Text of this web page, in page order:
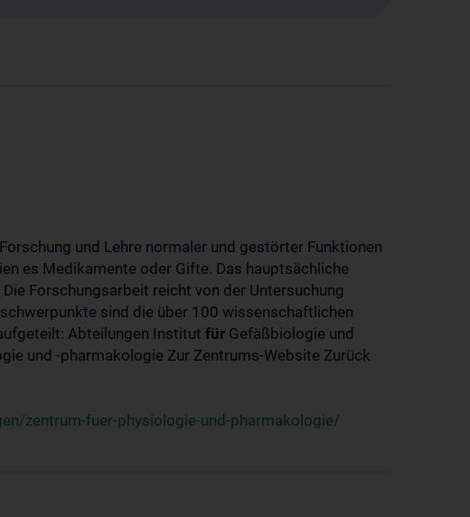
und Lehre normaler und gestörter Funktionen
es Medikamente oder Gifte. Das hauptsächliche
Forschungsarbeit reicht von der Untersuchung
sind die über 100 wissenschaftlichen
Abteilungen Institut für Gefäßbiologie und
und -pharmakologie Zur Zentrums-Website Zurück
zentrum-fuer-physiologie-und-pharmakologie/